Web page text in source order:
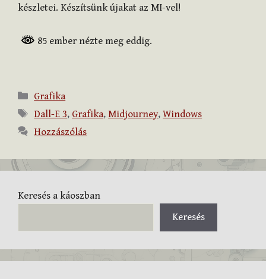
készletei. Készítsünk újakat az MI-vel!
85 ember nézte meg eddig.
Kategória
Grafika
Címkék
Dall-E 3, Grafika,Midjourney,Windows
Hozzászólás
Keresés a káoszban
Keresés